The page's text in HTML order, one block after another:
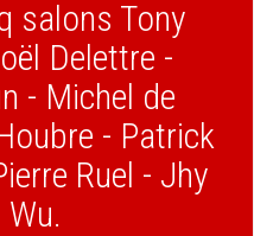
salons Tony
Delettre -
- Michel de
- Patrick
Ruel - Jhy